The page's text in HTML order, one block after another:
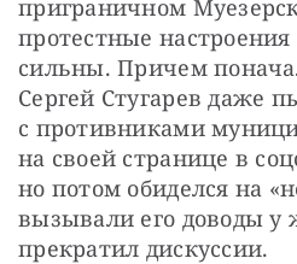
приграничном
протестные настроения
сильны. Причем
Сергей Стугарев даже
с противниками
на своей странице в
но потом обиделся на
вызывали его доводы у
прекратил дискуссии.